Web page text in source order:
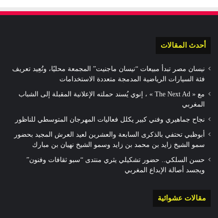
أحدث المقالات
نيسان مصر تبدأ مبيعات “نيسان ماجنيت” المجمعة محليًا، وتُعِيد تعريف
فئة السيارات الرياضية المدمجة متعددة الاستخدامات
مع « The Next Ad » ، إنوي يُسند حملته الإعلانية المقبلة إلى الشباب
المغربي
نجاح جماهيري وفني كبير يكلل فعاليات المهرجان المتوسطي للناظور
أبوظبي تحتفي بالذكرى السابعة والعشرين لعيد العرش المجيد بحضور
سمو الشيخ زايد بن محمد بن زايد وسمو الشيخ نهيان بن مبارك
حسن السلكي.. حضور تشكيلي يثري منتدى “سبو ثقافات وفنون”
ويجسد أصالة الإبداع المغربي
مقالات عشوائية